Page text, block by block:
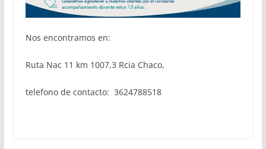
Nos encontramos en:
Ruta Nac 11 km 1007,3 Rcia Chaco,
telefono de contacto: 3624788518